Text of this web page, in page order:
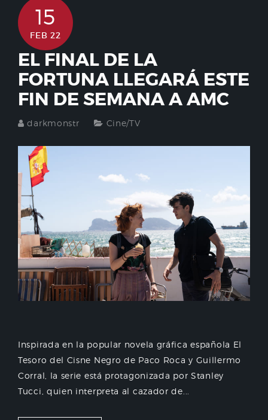
15
FEB 22
EL FINAL DE LA
FORTUNA LLEGARÁ ESTE
FIN DE SEMANA A AMC
darkmonstr Cine/TV
Inspirada en la popular novela gráfica española El
Tesoro del Cisne Negro de Paco Roca y Guillermo
Corral, la serie está protagonizada por Stanley
Tucci, quien interpreta al cazador de...